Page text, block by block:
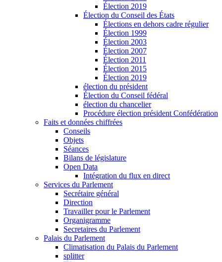
Élection 2019
Élection du Conseil des États
Élections en dehors cadre régulier
Élection 1999
Élection 2003
Élection 2007
Élection 2011
Élection 2015
Élection 2019
élection du président
Élection du Conseil fédéral
élection du chancelier
Procédure élection président Confédération
Faits et données chiffrées
Conseils
Objets
Séances
Bilans de législature
Open Data
Intégration du flux en direct
Services du Parlement
Secrétaire général
Direction
Travailler pour le Parlement
Organigramme
Secretaires du Parlement
Palais du Parlement
Climatisation du Palais du Parlement
splitter